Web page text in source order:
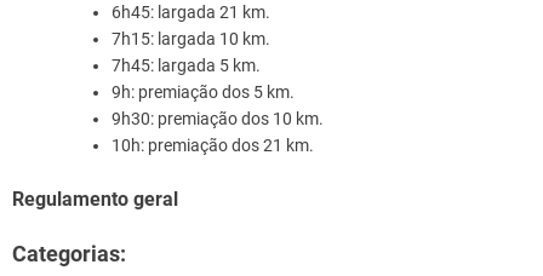
6h45: largada 21 km.
7h15: largada 10 km.
7h45: largada 5 km.
9h: premiação dos 5 km.
9h30: premiação dos 10 km.
10h: premiação dos 21 km.
Regulamento geral
Categorias: